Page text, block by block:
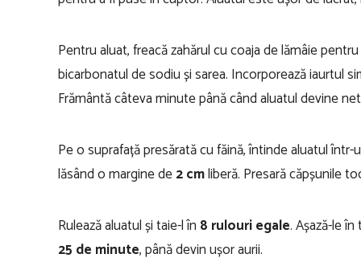
Pentru aluat, freacă zahărul cu coaja de lămâie
bicarbonatul de sodiu și sarea. Incorporează iaurtul
Frământă câteva minute până când aluatul devine
Pe o suprafață presărată cu făină, întinde aluatul
lăsând o margine de2 cmliberă. Presară căpșunile
Rulează aluatul și taie-l în 8 rulouri egale. Așază-le
25 de minute, până devin ușor aurii.